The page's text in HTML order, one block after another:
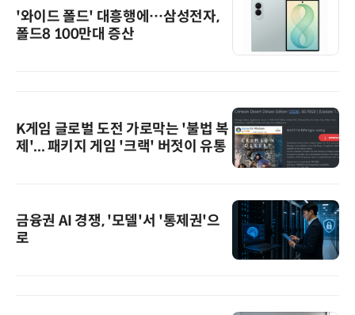
'와이드 폴드' 대흥행에…삼성전자,
폴드8 100만대 증산
K게임 글로벌 도전 가로막는 '불법 복
제'... 패키지 게임 '크랙' 버젓이 유통
금융권 AI 경쟁, '모델'서 '통제권'으
로